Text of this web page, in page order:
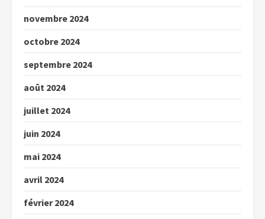
novembre 2024
octobre 2024
septembre 2024
août 2024
juillet 2024
juin 2024
mai 2024
avril 2024
février 2024